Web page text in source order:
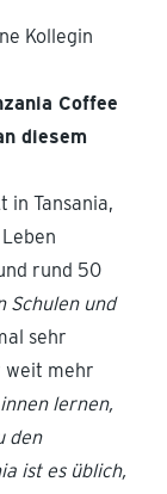
Kollegin
Coffee
diesem
in Tansania,
rund 50
Schulen und
sehr
weit mehr
innen lernen,
den
ist es üblich,